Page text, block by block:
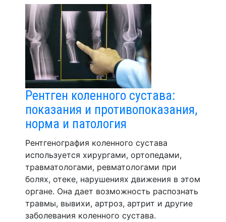
Рентген коленного сустава:
показания и противопоказания,
норма и патология
Рентгенография коленного сустава
используется хирургами, ортопедами,
травматологами, ревматологами при
болях, отеке, нарушениях движения в этом
органе. Она дает возможность распознать
травмы, вывихи, артроз, артрит и другие
заболевания коленного сустава.